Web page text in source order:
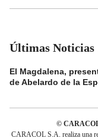
Últimas Noticias
El Magdalena,
de Abelardo de la
© CARACOL
CARACOL S.A. realiza una